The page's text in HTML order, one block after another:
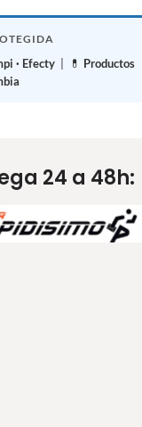
· Efecty | 💊 Productos
24 a 48h: